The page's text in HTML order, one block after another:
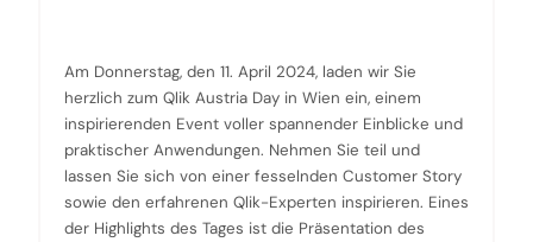
Am Donnerstag, den 11. April 2024, laden wir Sie
herzlich zum Qlik Austria Day in Wien ein, einem
inspirierenden Event voller spannender Einblicke und
praktischer Anwendungen. Nehmen Sie teil und
lassen Sie sich von einer fesselnden Customer Story
sowie den erfahrenen Qlik-Experten inspirieren. Eines
der Highlights des Tages ist die Präsentation des